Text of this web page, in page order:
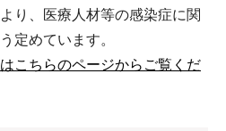
り、医療人材等の感染症に関
定めています。
こちらのページからご覧くだ